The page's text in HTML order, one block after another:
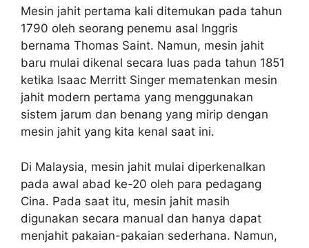
Mesin jahit pertama kali ditemukan pada tahun
1790 oleh seorang penemu asal Inggris
bernama Thomas Saint. Namun, mesin jahit
baru mulai dikenal secara luas pada tahun 1851
ketika Isaac Merritt Singer mematenkan mesin
jahit modern pertama yang menggunakan
sistem jarum dan benang yang mirip dengan
mesin jahit yang kita kenal saat ini.
Di Malaysia, mesin jahit mulai diperkenalkan
pada awal abad ke-20 oleh para pedagang
Cina. Pada saat itu, mesin jahit masih
digunakan secara manual dan hanya dapat
menjahit pakaian-pakaian sederhana. Namun,